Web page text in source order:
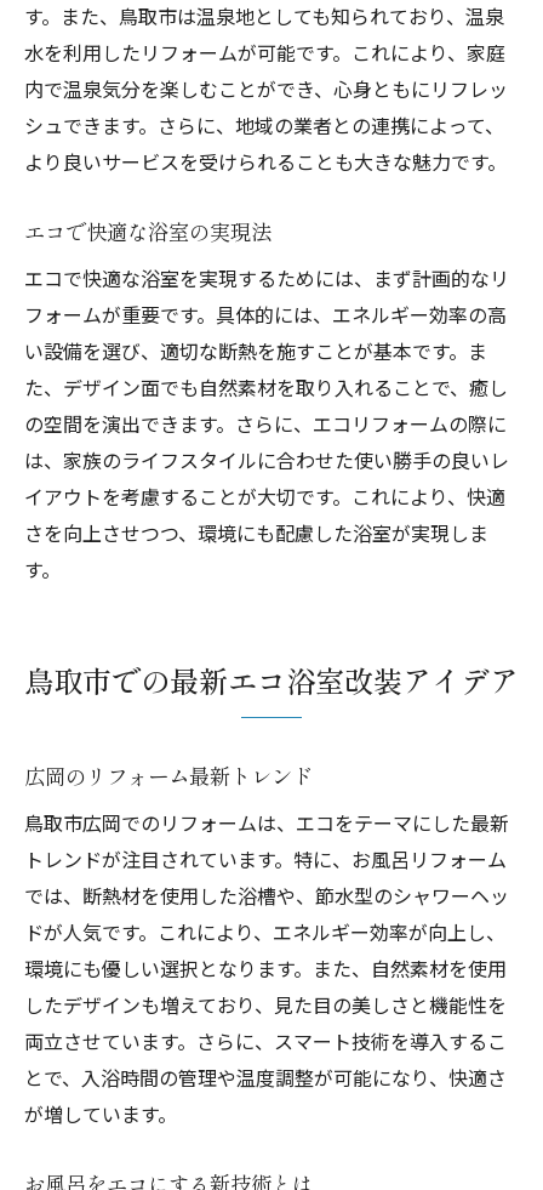
す。また、鳥取市は温泉地としても知られており、温泉
水を利用したリフォームが可能です。これにより、家庭
内で温泉気分を楽しむことができ、心身ともにリフレッ
シュできます。さらに、地域の業者との連携によって、
より良いサービスを受けられることも大きな魅力です。
エコで快適な浴室の実現法
エコで快適な浴室を実現するためには、まず計画的なリ
フォームが重要です。具体的には、エネルギー効率の高
い設備を選び、適切な断熱を施すことが基本です。ま
た、デザイン面でも自然素材を取り入れることで、癒し
の空間を演出できます。さらに、エコリフォームの際に
は、家族のライフスタイルに合わせた使い勝手の良いレ
イアウトを考慮することが大切です。これにより、快適
さを向上させつつ、環境にも配慮した浴室が実現しま
す。
鳥取市での最新エコ浴室改装アイデア
広岡のリフォーム最新トレンド
鳥取市広岡でのリフォームは、エコをテーマにした最新
トレンドが注目されています。特に、お風呂リフォーム
では、断熱材を使用した浴槽や、節水型のシャワーヘッ
ドが人気です。これにより、エネルギー効率が向上し、
環境にも優しい選択となります。また、自然素材を使用
したデザインも増えており、見た目の美しさと機能性を
両立させています。さらに、スマート技術を導入するこ
とで、入浴時間の管理や温度調整が可能になり、快適さ
が増しています。
お風呂をエコにする新技術とは